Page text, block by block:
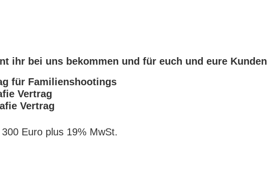
ihr bei uns bekommen und für euch und eure Kunden
für Familienshootings
Vertrag
Vertrag
Euro plus 19% MwSt.